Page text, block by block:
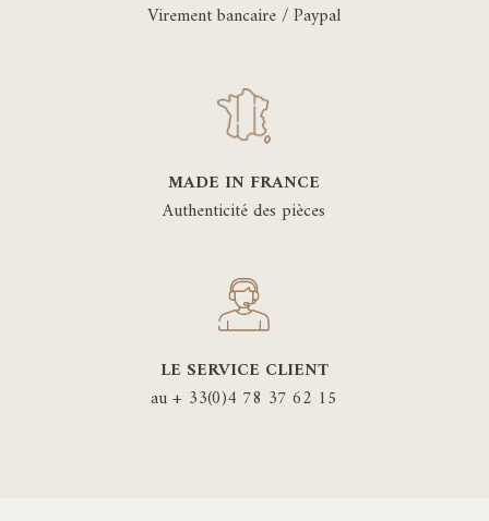
Virement bancaire / Paypal
MADE IN FRANCE
Authenticité des pièces
LE SERVICE CLIENT
au + 33(0)4 78 37 62 15